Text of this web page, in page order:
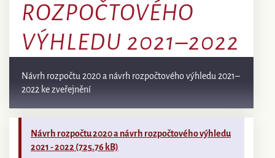
ROZPOČTOVÉHO
VÝHLEDU 2021–2022
Návrh rozpočtu 2020 a návrh rozpočtového výhledu 2021–
2022 ke zveřejnění
Návrh rozpočtu 2020 a návrh rozpočtového výhledu
2021 - 2022 (725.76 kB)